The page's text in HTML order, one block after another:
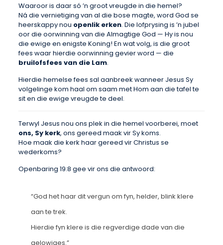
Waaroor is daar só ’n groot vreugde in die hemel?
Ná die vernietiging van al die bose magte, word God se
heerskappy nou openlik erken. Die lofprysing is ’n jubel
oor die oorwinning van die Almagtige God — Hy is nou
die ewige en enigste Koning! En wat volg, is die groot
fees waar hierdie oorwinning gevier word — die
bruilofsfees van die Lam.
Hierdie hemelse fees sal aanbreek wanneer Jesus Sy
volgelinge kom haal om saam met Hom aan die tafel te
sit en die ewige vreugde te deel.
Terwyl Jesus nou ons plek in die hemel voorberei, moet
ons, Sy kerk, ons gereed maak vir Sy koms.
Hoe maak die kerk haar gereed vir Christus se
wederkoms?
Openbaring 19:8 gee vir ons die antwoord:
“God het haar dit vergun om fyn, helder, blink klere
aan te trek.
Hierdie fyn klere is die regverdige dade van die
gelowiges.”